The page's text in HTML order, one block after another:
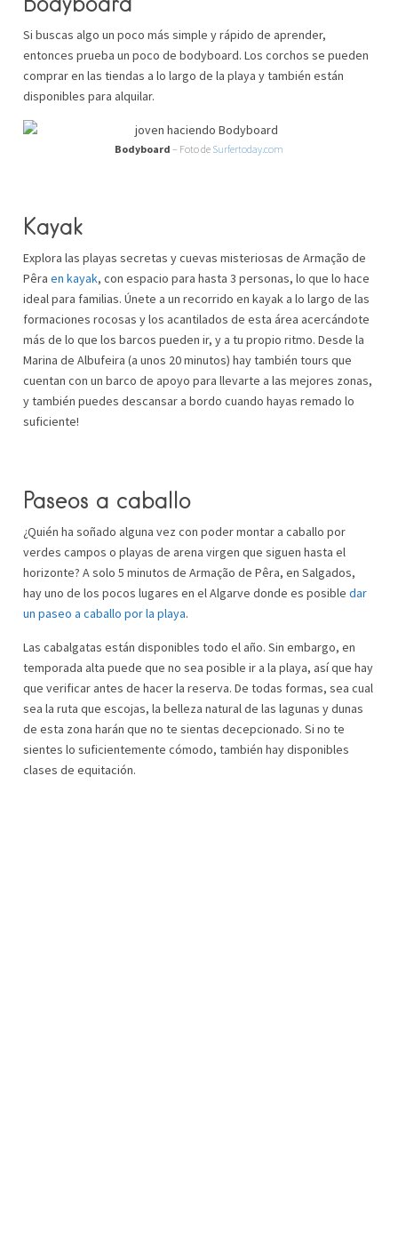
Si buscas algo un poco más simple y rápido de aprender,
entonces prueba un poco de bodyboard. Los corchos se pueden
comprar en las tiendas a lo largo de la playa y también están
disponibles para alquilar.
Bodyboard – Foto de Surfertoday.com
Kayak
Explora las playas secretas y cuevas misteriosas de Armação de
Pêra en kayak, con espacio para hasta 3 personas, lo que lo hace
ideal para familias. Únete a un recorrido en kayak a lo largo de las
formaciones rocosas y los acantilados de esta área acercándote
más de lo que los barcos pueden ir, y a tu propio ritmo. Desde la
Marina de Albufeira (a unos 20 minutos) hay también tours que
cuentan con un barco de apoyo para llevarte a las mejores zonas,
y también puedes descansar a bordo cuando hayas remado lo
suficiente!
Paseos a caballo
¿Quién ha soñado alguna vez con poder montar a caballo por
verdes campos o playas de arena virgen que siguen hasta el
horizonte? A solo 5 minutos de Armação de Pêra, en Salgados,
hay uno de los pocos lugares en el Algarve donde es posible dar
un paseo a caballo por la playa.
Las cabalgatas están disponibles todo el año. Sin embargo, en
temporada alta puede que no sea posible ir a la playa, así que hay
que verificar antes de hacer la reserva. De todas formas, sea cual
sea la ruta que escojas, la belleza natural de las lagunas y dunas
de esta zona harán que no te sientas decepcionado. Si no te
sientes lo suficientemente cómodo, también hay disponibles
clases de equitación.